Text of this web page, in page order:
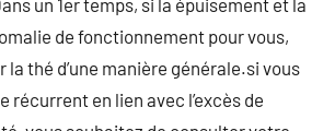
un 1er temps, si la épuisement et la
de fonctionnement pour vous,
la thé d’une manière générale.si vous
récurrent en lien avec l’excès de